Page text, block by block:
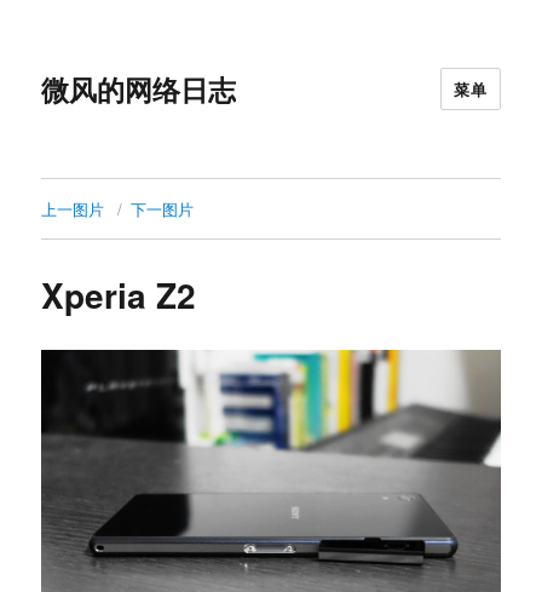
微风的网络日志 菜单
上一图片 下一图片
Xperia Z2